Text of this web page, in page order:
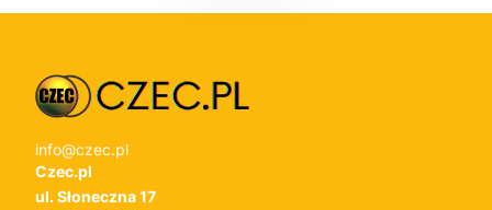
info@czec.pl
Czec.pl
ul. Słoneczna 17